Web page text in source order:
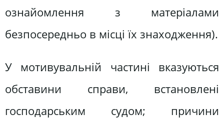
ознайомлення з матеріалами
безпосередньо в місці їх знаходження).
У мотивувальній частині вказуються
обставини справи, встановлені
господарським судом; причини